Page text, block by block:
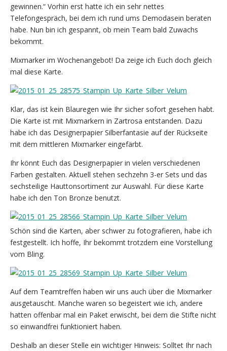
gewinnen.“ Vorhin erst hatte ich ein sehr nettes
Telefongespräch, bei dem ich rund ums Demodasein beraten
habe. Nun bin ich gespannt, ob mein Team bald Zuwachs
bekommt.
Mixmarker im Wochenangebot! Da zeige ich Euch doch gleich
mal diese Karte.
Klar, das ist kein Blauregen wie Ihr sicher sofort gesehen habt.
Die Karte ist mit Mixmarkern in Zartrosa entstanden. Dazu
habe ich das Designerpapier Silberfantasie auf der Rückseite
mit dem mittleren Mixmarker eingefärbt.
Ihr könnt Euch das Designerpapier in vielen verschiedenen
Farben gestalten. Aktuell stehen sechzehn 3-er Sets und das
sechsteilige Hauttonsortiment zur Auswahl. Für diese Karte
habe ich den Ton Bronze benutzt.
Schön sind die Karten, aber schwer zu fotografieren, habe ich
festgestellt. Ich hoffe, Ihr bekommt trotzdem eine Vorstellung
vom Bling.
Auf dem Teamtreffen haben wir uns auch über die Mixmarker
ausgetauscht. Manche waren so begeistert wie ich, andere
hatten offenbar mal ein Paket erwischt, bei dem die Stifte nicht
so einwandfrei funktioniert haben.
Deshalb an dieser Stelle ein wichtiger Hinweis: Solltet Ihr nach